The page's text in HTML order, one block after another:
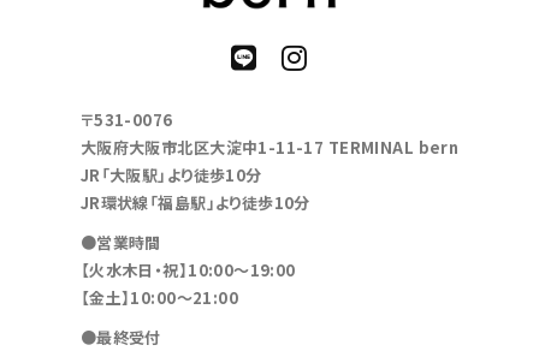
〒531-0076
大阪府大阪市北区大淀中1-11-17 TERMINAL bern
JR「大阪駅」より徒歩10分
JR環状線「福島駅」より徒歩10分
●営業時間
【火水木日・祝】10:00～19:00
【金土】10:00〜21:00
●最終受付